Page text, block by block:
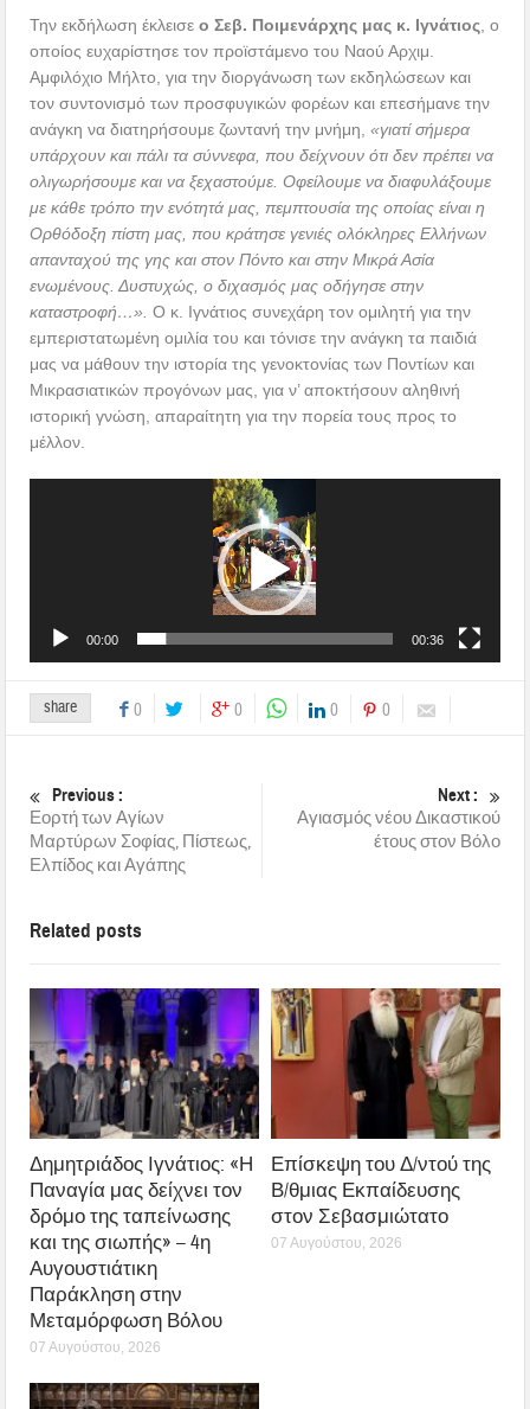
Την εκδήλωση έκλεισεο Σεβ. Ποιμενάρχης μας κ. Ιγνάτιος , ο
οποίος ευχαρίστησε τον προϊστάμενο του Ναού Αρχιμ.
Αμφιλόχιο Μήλτο, για την διοργάνωση των εκδηλώσεων και
τον συντονισμό των προσφυγικών φορέων και επεσήμανε την
ανάγκη να διατηρήσουμε ζωντανή την μνήμη,«γιατί σήμερα
υπάρχουν και πάλι τα σύννεφα, που δείχνουν ότι δεν πρέπει να
ολιγωρήσουμε και να ξεχαστούμε. Οφείλουμε να διαφυλάξουμε
με κάθε τρόπο την ενότητά μας, πεμπτουσία της οποίας είναι η
Ορθόδοξη πίστη μας, που κράτησε γενιές ολόκληρες Ελλήνων
απανταχού της γης και στον Πόντο και στην Μικρά Ασία
ενωμένους. Δυστυχώς, ο διχασμός μας οδήγησε στην
καταστροφή…». Ο κ. Ιγνάτιος συνεχάρη τον ομιλητή για την
εμπεριστατωμένη ομιλία του και τόνισε την ανάγκη τα παιδιά
μας να μάθουν την ιστορία της γενοκτονίας των Ποντίων και
Μικρασιατικών προγόνων μας, για ν’ αποκτήσουν αληθινή
ιστορική γνώση, απαραίτητη για την πορεία τους προς το
μέλλον.
00:00 00:36
share 0 0 0 0
Previous :
Εορτή των Αγίων
Μαρτύρων Σοφίας, Πίστεως,
Ελπίδος και Αγάπης
Next :
Αγιασμός νέου Δικαστικού
έτους στον Βόλο
Related posts
Δημητριάδος Ιγνάτιος: «Η
Παναγία μας δείχνει τον
δρόμο της ταπείνωσης
και της σιωπής» – 4η
Αυγουστιάτικη
Παράκληση στην
Μεταμόρφωση Βόλου
07 Αυγούστου, 2026
Επίσκεψη του Δ/ντού της
Β/θμιας Εκπαίδευσης
στον Σεβασμιώτατο
07 Αυγούστου, 2026